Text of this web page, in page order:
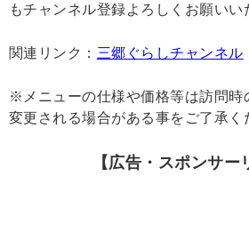
もチャンネル登録よろしくお願いい
関連リンク： 三郷ぐらしチャンネル
※メニューの仕様や価格等は訪問時
変更される場合がある事をご了承く
【広告・スポンサー